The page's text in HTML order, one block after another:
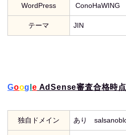
WordPress ConoHaWING
テーマ JIN
Goog le AdSense審査合格時
独自ドメイン あり